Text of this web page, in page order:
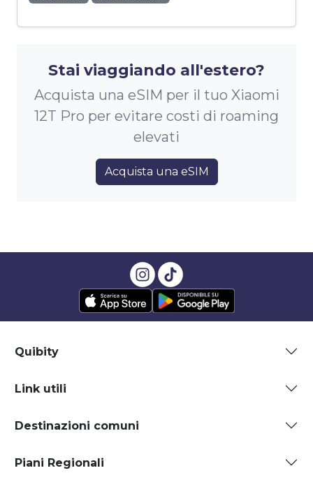
Stai viaggiando all'estero?
Acquista una eSIM per il tuo Xiaomi
12T Pro per evitare costi di roaming
elevati
Acquista una eSIM
Quibity
Link utili
Destinazioni comuni
Piani Regionali